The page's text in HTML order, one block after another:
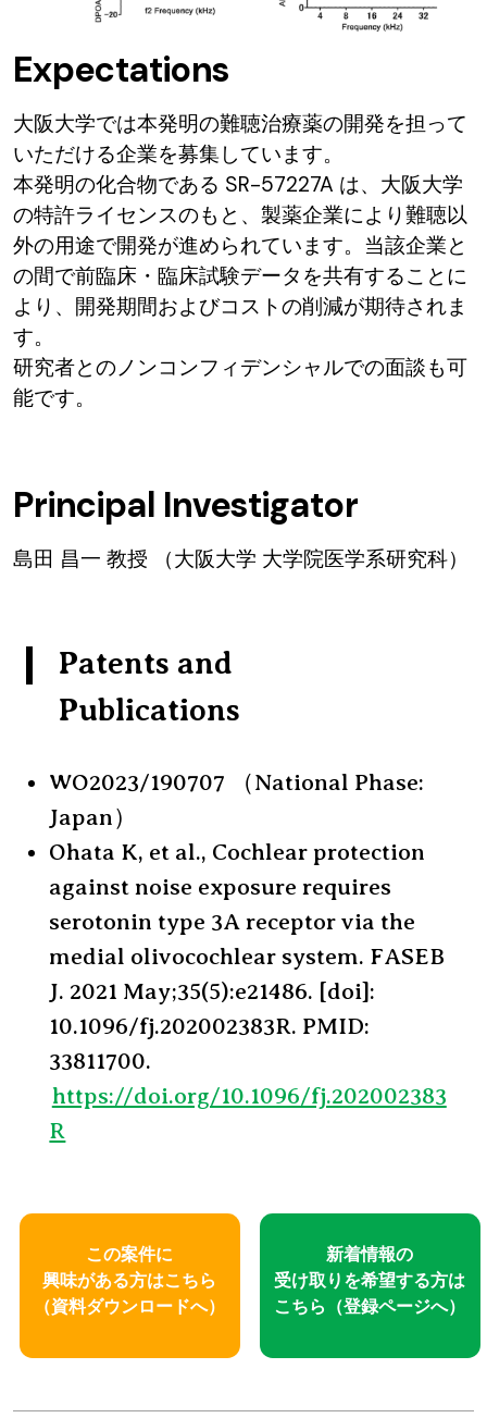
Expectations
大阪大学では本発明の難聴治療薬の開発を担って
いただける企業を募集しています。
本発明の化合物である SR-57227A は、大阪大学
の特許ライセンスのもと、製薬企業により難聴以
外の用途で開発が進められています。当該企業と
の間で前臨床・臨床試験データを共有することに
より、開発期間およびコストの削減が期待されま
す。
研究者とのノンコンフィデンシャルでの面談も可
能です。
Principal Investigator
島田 昌一 教授 （大阪大学 大学院医学系研究科）
Patents and
Publications
WO2023/190707 （National Phase:
Japan）
Ohata K, et al., Cochlear protection
against noise exposure requires
serotonin type 3A receptor via the
medial olivocochlear system. FASEB
J. 2021 May;35(5):e21486. [doi]:
10.1096/fj.202002383R. PMID:
33811700.
https://doi.org/10.1096/fj.202002383
R
この案件に
興味がある方はこちら
（資料ダウンロードへ）
新着情報の
受け取りを希望する方は
こちら （登録ページへ）